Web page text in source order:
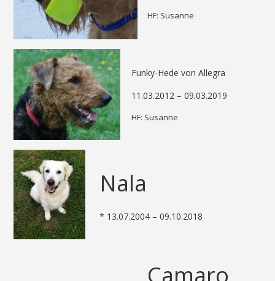
HF: Susanne
Funky-Hede von Allegra
11.03.2012 – 09.03.2019
HF: Susanne
Nala
* 13.07.2004 – 09.10.2018